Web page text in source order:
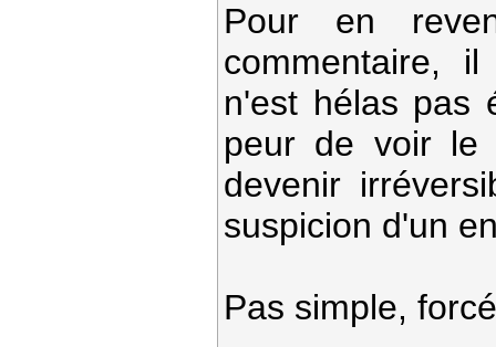
Pour en
commentaire,
n'est hélas pas
peur de voir le
devenir
suspicion d'un
Pas simple,